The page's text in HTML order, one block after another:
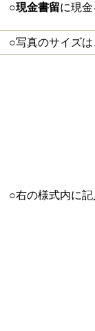
○現金書留に現
○写真のサイズは
○右の様式内に